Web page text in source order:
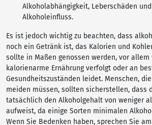
Alkoholabhängigkeit, Leberschäden
Alkoholeinfluss.
Es ist jedoch wichtig zu beachten, dass
noch ein Getränk ist, das Kalorien und
sollte in Maßen genossen werden, vor allem
kalorienarme Ernährung verfolgt oder an
Gesundheitszuständen leidet. Menschen,
meiden müssen, sollten sicherstellen, dass
tatsächlich den Alkoholgehalt von weniger
aufweist, da einige Sorten minimalen
Wenn Sie Bedenken haben, sprechen Sie